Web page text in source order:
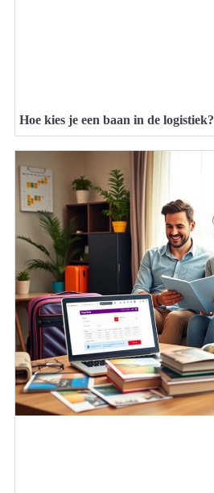
Hoe kies je een baan in de logistiek?